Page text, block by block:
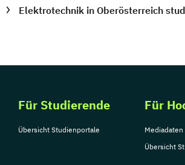
Sozialmanagement
Wirtschaftsinformatik (DE/EN)
Wirtschaftsingenieurwesen
Wirtschaftsingenieurwesen
Elektrotechnik in Oberösterreich
Für Studierende
Übersicht Studienportale
Für
Mediadaten
Übersicht